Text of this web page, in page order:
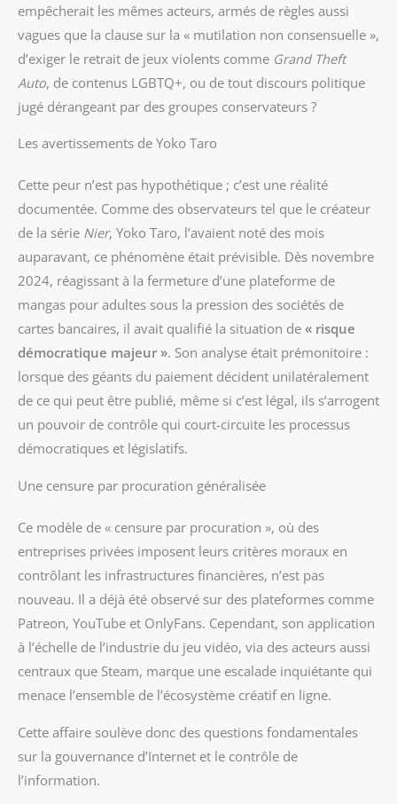
empêcherait les mêmes acteurs, armés de règles aussi
vagues que la clause sur la « mutilation non consensuelle »,
d’exiger le retrait de jeux violents comme Grand Theft
Auto, de contenus LGBTQ+, ou de tout discours politique
jugé dérangeant par des groupes conservateurs ?
Les avertissements de Yoko Taro
Cette peur n’est pas hypothétique ; c’est une réalité
documentée. Comme des observateurs tel que le créateur
de la série Nier, Yoko Taro, l’avaient noté des mois
auparavant, ce phénomène était prévisible. Dès novembre
2024, réagissant à la fermeture d’une plateforme de
mangas pour adultes sous la pression des sociétés de
cartes bancaires, il avait qualifié la situation de « risque
démocratique majeur ». Son analyse était prémonitoire :
lorsque des géants du paiement décident unilatéralement
de ce qui peut être publié, même si c’est légal, ils s’arrogent
un pouvoir de contrôle qui court-circuite les processus
démocratiques et législatifs.
Une censure par procuration généralisée
Ce modèle de « censure par procuration », où des
entreprises privées imposent leurs critères moraux en
contrôlant les infrastructures financières, n’est pas
nouveau. Il a déjà été observé sur des plateformes comme
Patreon, YouTube et OnlyFans. Cependant, son application
à l’échelle de l’industrie du jeu vidéo, via des acteurs aussi
centraux que Steam, marque une escalade inquiétante qui
menace l’ensemble de l’écosystème créatif en ligne.
Cette affaire soulève donc des questions fondamentales
sur la gouvernance d’Internet et le contrôle de
l’information.